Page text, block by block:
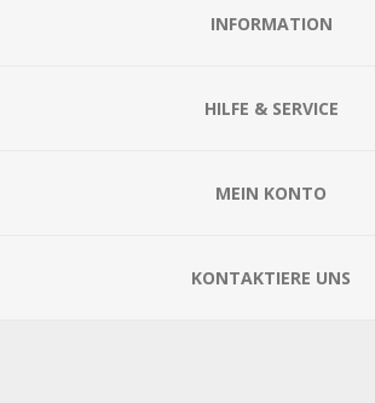
INFORMATION
HILFE & SERVICE
MEIN KONTO
KONTAKTIERE UNS